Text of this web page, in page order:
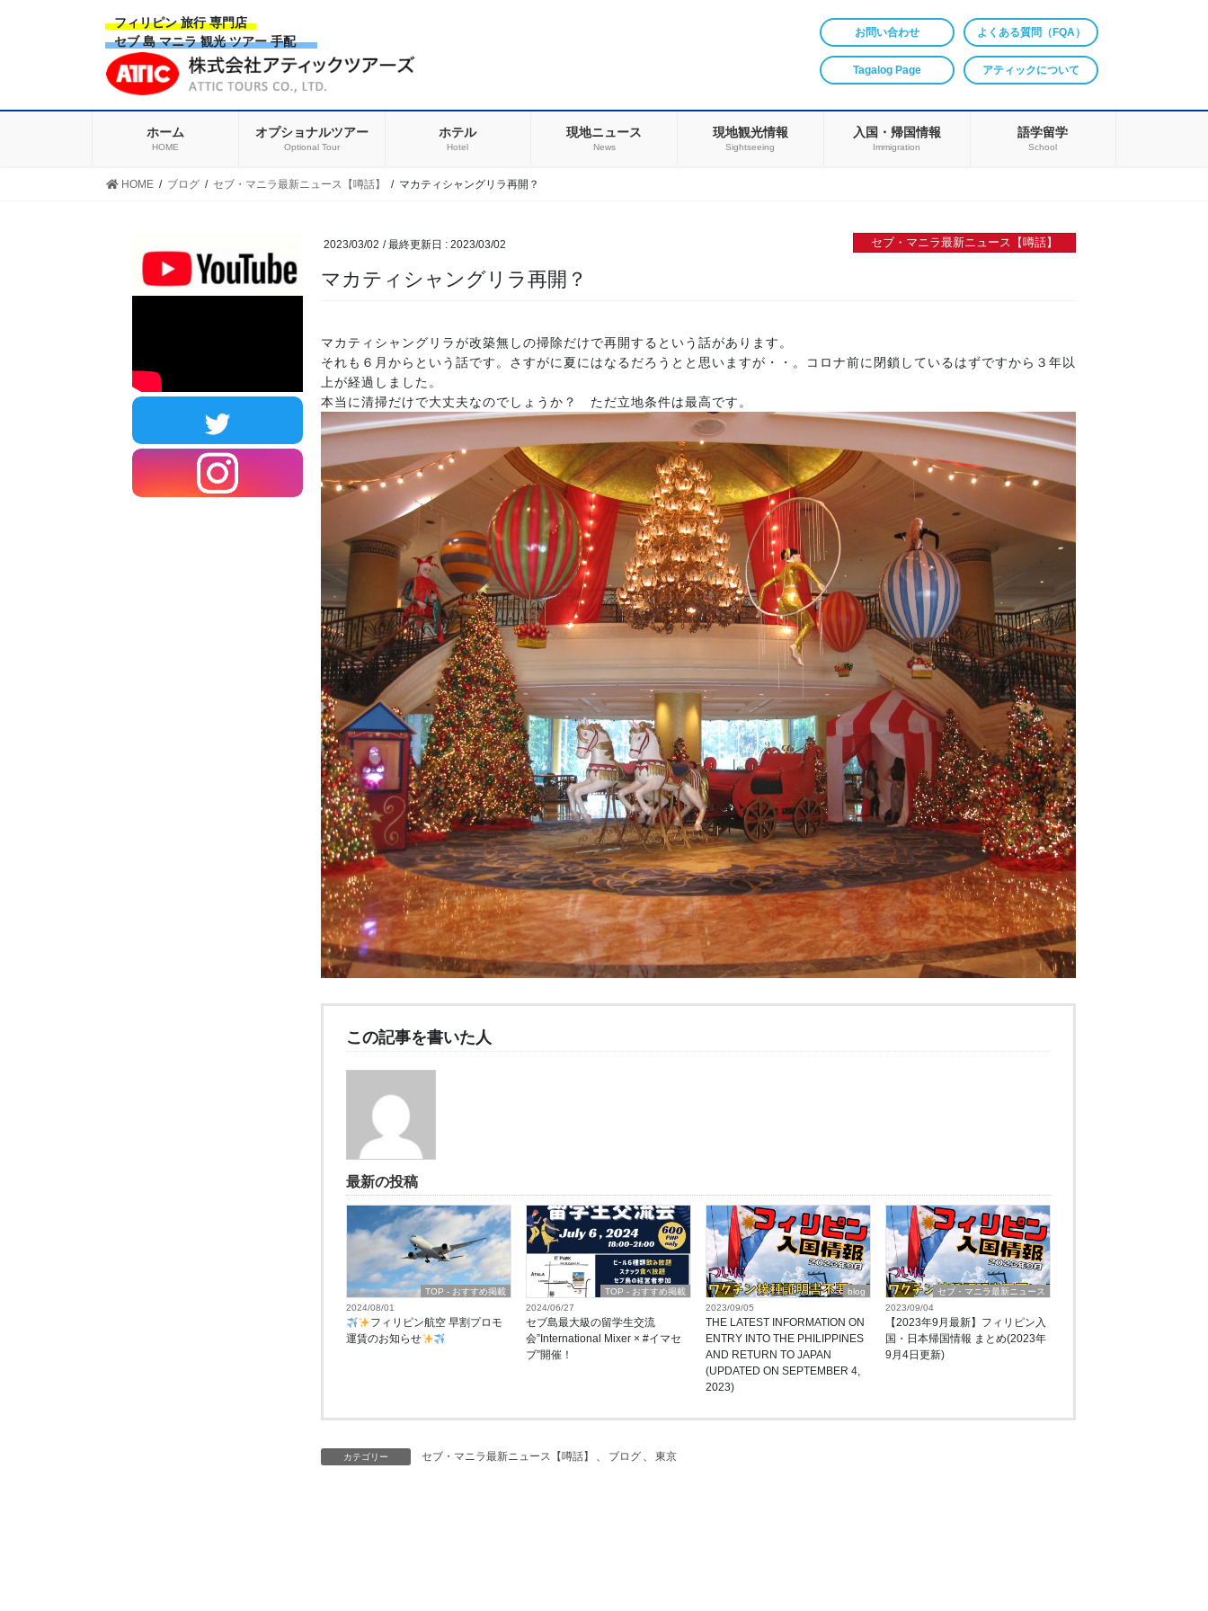
フィリピン 旅行 専門店
セブ 島 マニラ 観光 ツアー 手配
お問い合わせ よくある質問（FQA）
Tagalog Page アティックについて
ホーム
HOME
オプショナルツアー
Optional Tour
ホテル
Hotel
現地ニュース
News
現地観光情報
Sightseeing
入国・帰国情報
Immigration
語学留学
School
HOME ブログ セブ・マニラ最新ニュース【噂話】 マカティシャングリラ再開？
2023/03/02 / 最終更新日 : 2023/03/02 セブ・マニラ最新ニュース【噂話】
マカティシャングリラ再開？
マカティシャングリラが改築無しの掃除だけで再開するという話があります。
それも６月からという話です。さすがに夏にはなるだろうとと思いますが・・。コロナ前に閉鎖しているはずですから３年以
上が経過しました。
本当に清掃だけで大丈夫なのでしょうか？ ただ立地条件は最高です。
この記事を書いた人
最新の投稿
TOP - おすすめ掲載
2024/08/01
フィリピン航空 早割プロモ
運賃のお知らせ
TOP - おすすめ掲載
2024/06/27
セブ島最大級の留学生交流
会”International Mixer × #イマセ
ブ”開催！
blog
2023/09/05
THE LATEST INFORMATION ON
ENTRY INTO THE PHILIPPINES
AND RETURN TO JAPAN
(UPDATED ON SEPTEMBER 4,
2023)
セブ・マニラ最新ニュース
2023/09/04
【2023年9月最新】フィリピン入
国・日本帰国情報 まとめ(2023年
9月4日更新)
カテゴリー セブ・マニラ最新ニュース【噂話】 、 ブログ 、 東京